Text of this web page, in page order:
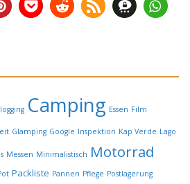
Camping Essen Film
Glamping Google Inspektion Kap Verde Lago
Messen Minimalistisch Motorrad
Packliste Pannen Pflege Postlagerung